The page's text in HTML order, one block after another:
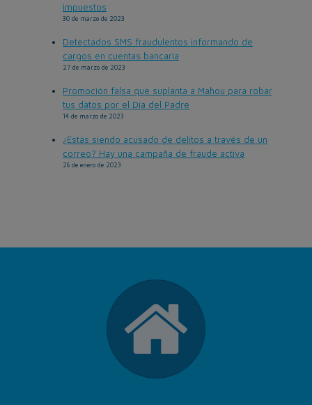
impuestos
30 de marzo de 2023
Detectados SMS fraudulentos informando de
cargos en cuentas bancaria
27 de marzo de 2023
Promoción falsa que suplanta a Mahou para robar
tus datos por el Día del Padre
14 de marzo de 2023
¿Estás siendo acusado de delitos a través de un
correo? Hay una campaña de fraude activa
26 de enero de 2023